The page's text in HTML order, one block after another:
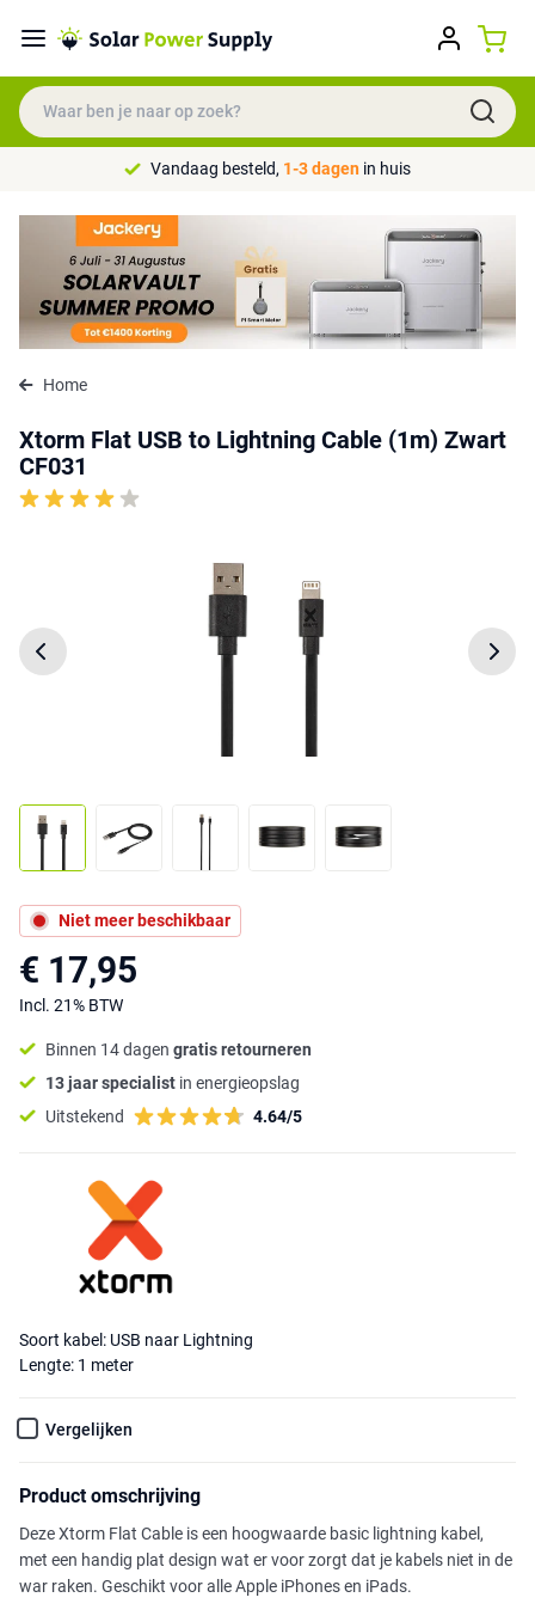
Vandaag besteld, 1-3 dagen in huis
Home
Xtorm Flat USB to Lightning Cable (1m) Zwart
CF031
Niet meer beschikbaar
€ 17,95
Incl. 21% BTW
Binnen 14 dagen gratis retourneren
13 jaar specialist in energieopslag
Uitstekend
4.64/5
Soort kabel: USB naar Lightning
Lengte: 1 meter
Vergelijken
Product omschrijving
Deze Xtorm Flat Cable is een hoogwaarde basic lightning kabel,
met een handig plat design wat er voor zorgt dat je kabels niet in de
war raken. Geschikt voor alle Apple iPhones en iPads.